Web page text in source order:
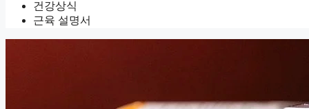
건강상식
근육 설명서